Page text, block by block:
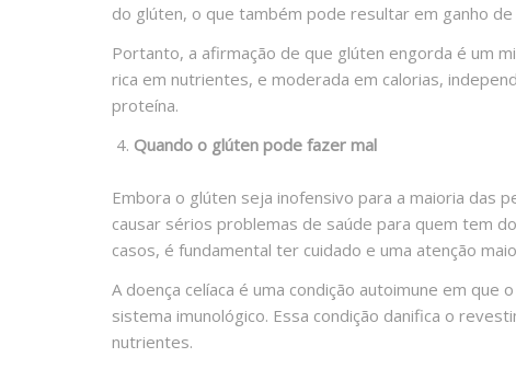
do glúten, o que também pode resultar em ganho de
Portanto, a afirmação de que glúten engorda é um
rica em nutrientes, e moderada em calorias,
proteína.
Quando o glúten pode fazer mal
Embora o glúten seja inofensivo para a maioria das
causar sérios problemas de saúde para quem tem
casos, é fundamental ter cuidado e uma atenção
A doença celíaca é uma condição autoimune em que
sistema imunológico. Essa condição danifica o
nutrientes.